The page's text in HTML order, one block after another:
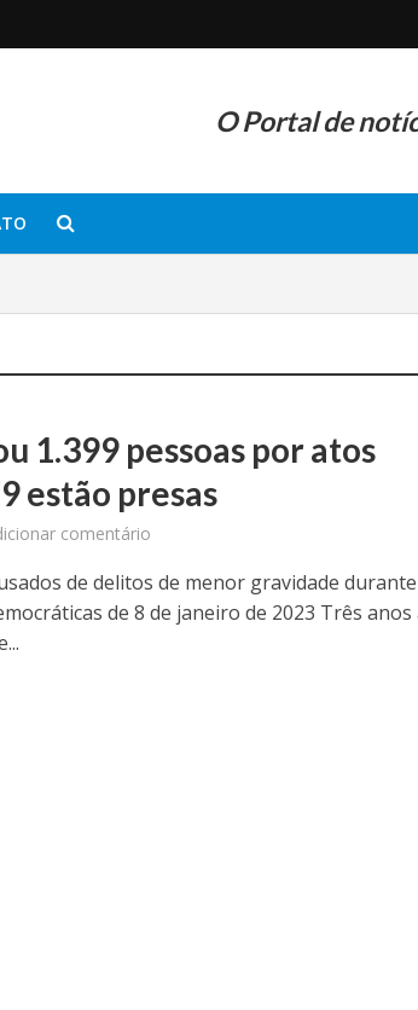
O Portal de
1.399 pessoas por atos
estão presas
comentário
de delitos de menor gravidade durante
de 8 de janeiro de 2023 Três anos